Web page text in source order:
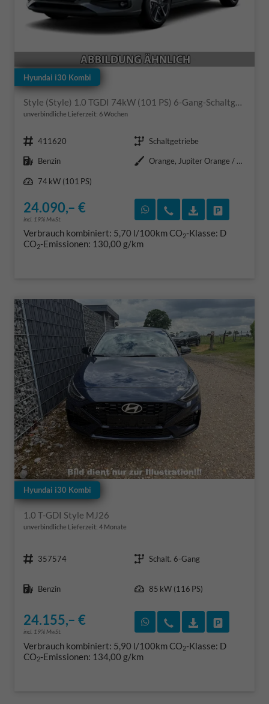
Hyundai i30 Kombi
Style (Style) 1.0 TGDI 74kW (101 PS) 6-Gang-Schaltgetriebe
unverbindliche Lieferzeit: 6 Wochen
Fahrzeugnr. 411620 Getriebe Schaltgetriebe
Kraftstoff Benzin Außenfarbe
Orange, Jupiter Orange / MET (PL2)
Leistung
74 kW (101 PS)
24.090,– €
incl. 19% MwSt.
Rückruf vereinbaren
Wir rufen Sie an
Verbrauch kombiniert: 5,70 l/100kmCO2-Klasse: D
CO2-Emissionen: 130,00 g/km
Hyundai i30 Kombi
1.0 T-GDI Style MJ26
unverbindliche Lieferzeit: 4 Monate
357574
Schalt. 6-Gang
Benzin
85 kW (116 PS)
24.155,– €
incl. 19% MwSt.
Rückruf vereinbaren
Wir rufen Sie an
Verbrauch kombiniert: 5,90 l/100kmCO2-Klasse: D
CO2-Emissionen: 134,00 g/km